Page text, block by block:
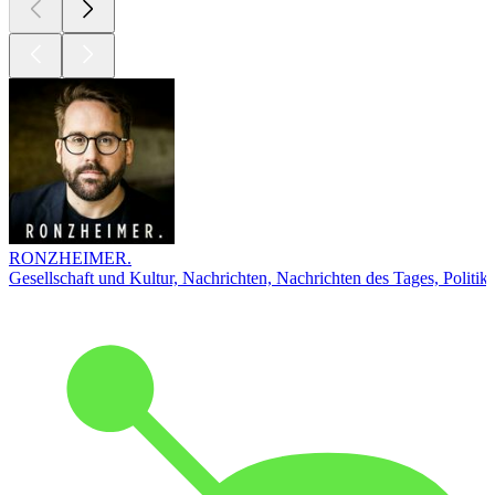
RONZHEIMER.
Gesellschaft und Kultur, Nachrichten, Nachrichten des Tages, Politik